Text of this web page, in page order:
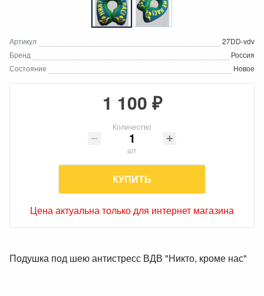
Артикул
27DD-vdv
Бренд
Россия
Состояние
Новое
1 100 ₽
Количество
шт
КУПИТЬ
Цена актуальна только для интернет магазина
Подушка под шею антистресс ВДВ "Никто, кроме нас"